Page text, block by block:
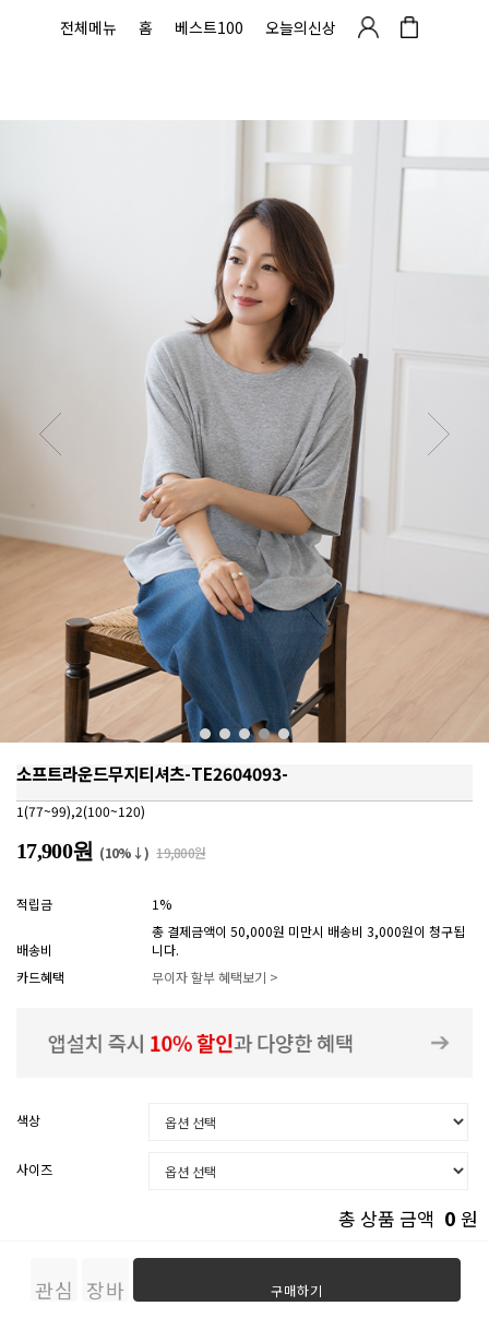
전체메뉴 홈 베스트100 오늘의신상
소프트라운드무지티셔츠-TE2604093-
1(77~99),2(100~120)
17,900원 (10%↓) 19,800원
적립금 1%
배송비
총 결제금액이 50,000원 미만시 배송비 3,000원이 청구됩
니다.
카드혜택
무이자 할부 혜택보기 >
색상
사이즈
총 상품 금액 0 원
관심
장바
구매하기